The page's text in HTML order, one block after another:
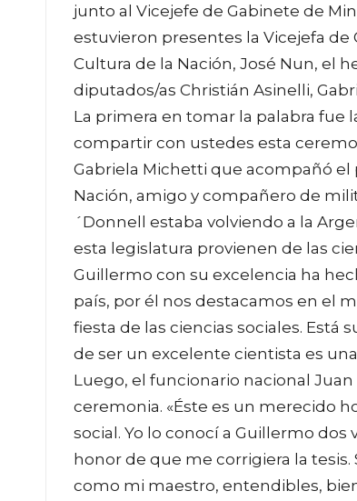
junto al Vicejefe de Gabinete de
estuvieron presentes la Vicejefa de
Cultura de la Nación, José Nun, el
diputados/as Christián Asinelli,
La primera en tomar la palabra fue
compartir con ustedes esta
Gabriela Michetti que acompañó el
Nación, amigo y compañero de
´Donnell estaba volviendo a la
esta legislatura provienen de las
Guillermo con su excelencia ha
país, por él nos destacamos en el
fiesta de las ciencias sociales. Está
de ser un excelente cientista es
Luego, el funcionario nacional
ceremonia. «Éste es un merecido
social. Yo lo conocí a Guillermo dos
honor de que me corrigiera la
como mi maestro, entendibles,